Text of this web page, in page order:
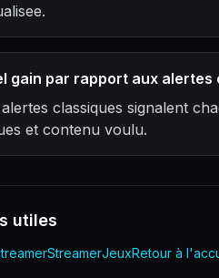
gain par rapport aux alertes
alertes classiques signalent
et contenu voulu.
utiles
StreamerJeuxRetour à